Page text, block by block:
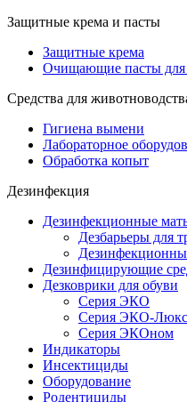
Защитные крема и пасты
Защитные крема
Очищающие пасты для
Средства для
Гигиена вымени
Лабораторное
Обработка копыт
Дезинфекция
Дезинфекционные
Дезбарьеры для
Дезинфицирующие
Дезковрики для обуви
Серия ЭКО
Серия ЭКО-Люкс
Серия ЭКОном
Индикаторы
Инсектициды
Оборудование
Родентициды